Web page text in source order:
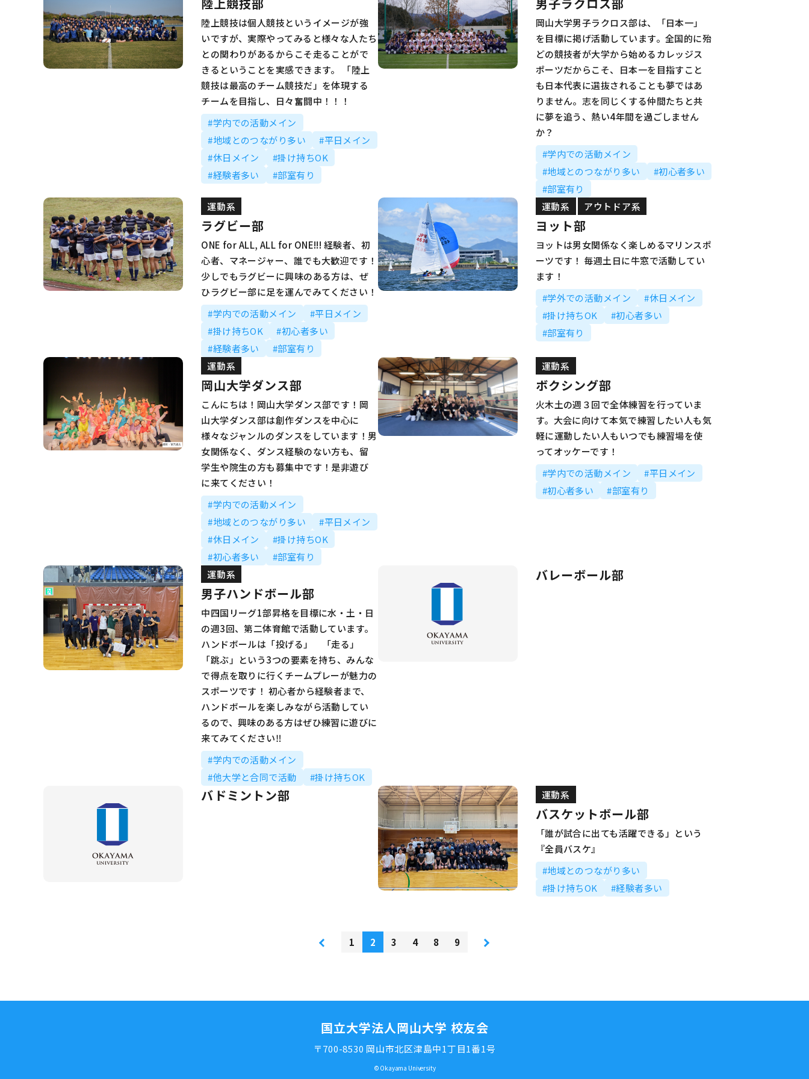
陸上競技は個人競技というイメージが強
いですが、実際やってみると様々な人たち
との関わりがあるからこそ走ることがで
きるということを実感できます。 「陸上
競技は最高のチーム競技だ」を体現する
チームを目指し、日々奮闘中！！！
#学内での活動メイン
#地域とのつながり多い
#平日メイン
#休日メイン
#掛け持ちOK
#経験者多い
#部室有り
岡山大学男子ラクロス部は、「日本一」
を目標に掲げ活動しています。全国的に殆
どの競技者が大学から始めるカレッジス
ポーツだからこそ、日本一を目指すこと
も日本代表に選抜されることも夢ではあ
りません。志を同じくする仲間たちと共
に夢を追う、熱い4年間を過ごしません
か？
#学内での活動メイン
#地域とのつながり多い
#初心者多い
#部室有り
運動系
ラグビー部
ONE for ALL, ALL for ONE!!! 経験者、初
心者、マネージャー、誰でも大歓迎です！
少しでもラグビーに興味のある方は、ぜ
ひラグビー部に足を運んでみてください！
#学内での活動メイン
#平日メイン
#掛け持ちOK
#初心者多い
#経験者多い
#部室有り
運動系 アウトドア系
ヨット部
ヨットは男女関係なく楽しめるマリンスポ
ーツです！ 毎週土日に牛窓で活動してい
ます！
#学外での活動メイン
#休日メイン
#掛け持ちOK
#初心者多い
#部室有り
運動系
岡山大学ダンス部
こんにちは！岡山大学ダンス部です！岡
山大学ダンス部は創作ダンスを中心に
様々なジャンルのダンスをしています！男
女関係なく、ダンス経験のない方も、留
学生や院生の方も募集中です！是非遊び
に来てください！
#学内での活動メイン
#地域とのつながり多い
#平日メイン
#休日メイン
#掛け持ちOK
#初心者多い
#部室有り
運動系
ボクシング部
火木土の週３回で全体練習を行っていま
す。大会に向けて本気で練習したい人も気
軽に運動したい人もいつでも練習場を使
ってオッケーです！
#学内での活動メイン
#平日メイン
#初心者多い
#部室有り
運動系
男子ハンドボール部
中四国リーグ1部昇格を目標に水・土・日
の週3回、第二体育館で活動しています。
ハンドボールは「投げる」 「走る」
「跳ぶ」という3つの要素を持ち、みんな
で得点を取りに行くチームプレーが魅力の
スポーツです！ 初心者から経験者まで、
ハンドボールを楽しみながら活動してい
るので、興味のある方はぜひ練習に遊びに
来てみてください‼
#学内での活動メイン
#他大学と合同で活動
#掛け持ちOK
バレーボール部
バドミントン部 運動系
バスケットボール部
「誰が試合に出ても活躍できる」という
『全員バスケ』
#地域とのつながり多い
#掛け持ちOK
#経験者多い
1 2 3 4 8 9
国立大学法人岡山大学 校友会
〒700-8530 岡山市北区津島中1丁目1番1号
© Okayama University